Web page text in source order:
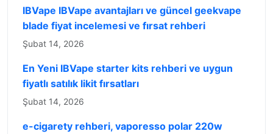
IBVape IBVape avantajları ve güncel geekvape
blade fiyat incelemesi ve fırsat rehberi
Şubat 14, 2026
En Yeni IBVape starter kits rehberi ve uygun
fiyatlı satılık likit fırsatları
Şubat 14, 2026
e-cigarety rehberi, vaporesso polar 220w